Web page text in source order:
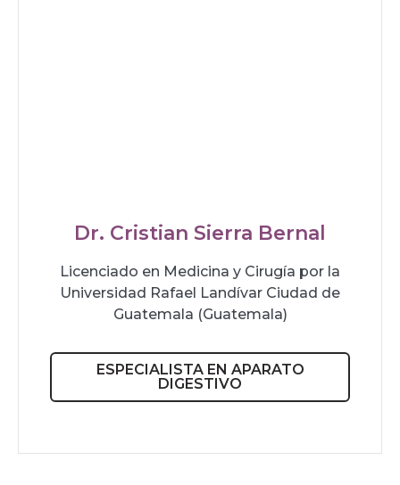
Dr. Cristian Sierra Bernal
Licenciado en Medicina y Cirugía por la
Universidad Rafael Landívar Ciudad de
Guatemala (Guatemala)
ESPECIALISTA EN APARATO
DIGESTIVO